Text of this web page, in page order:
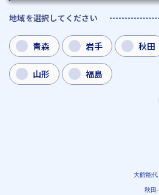
地域を選択してください
青森 岩手 秋田
山形 福島
大館能代
秋田